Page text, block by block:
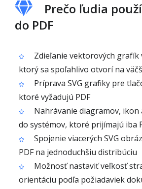
Prečo ľudia
do PDF
Zdieľanie vektorových grafík
ktorý sa spoľahlivo otvorí na
Príprava SVG grafiky pre
ktoré vyžadujú PDF
Nahrávanie diagramov,
do systémov, ktoré prijímajú iba
Spojenie viacerých SVG
PDF na jednoduchšiu distribúciu
Možnosť nastaviť veľkosť
orientáciu podľa požiadaviek